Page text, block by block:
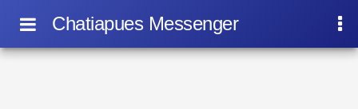
Chatiapues Messenger